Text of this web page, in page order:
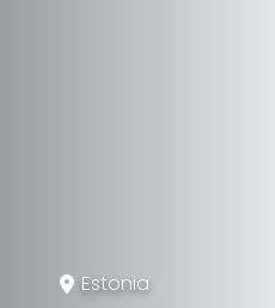
Estonia